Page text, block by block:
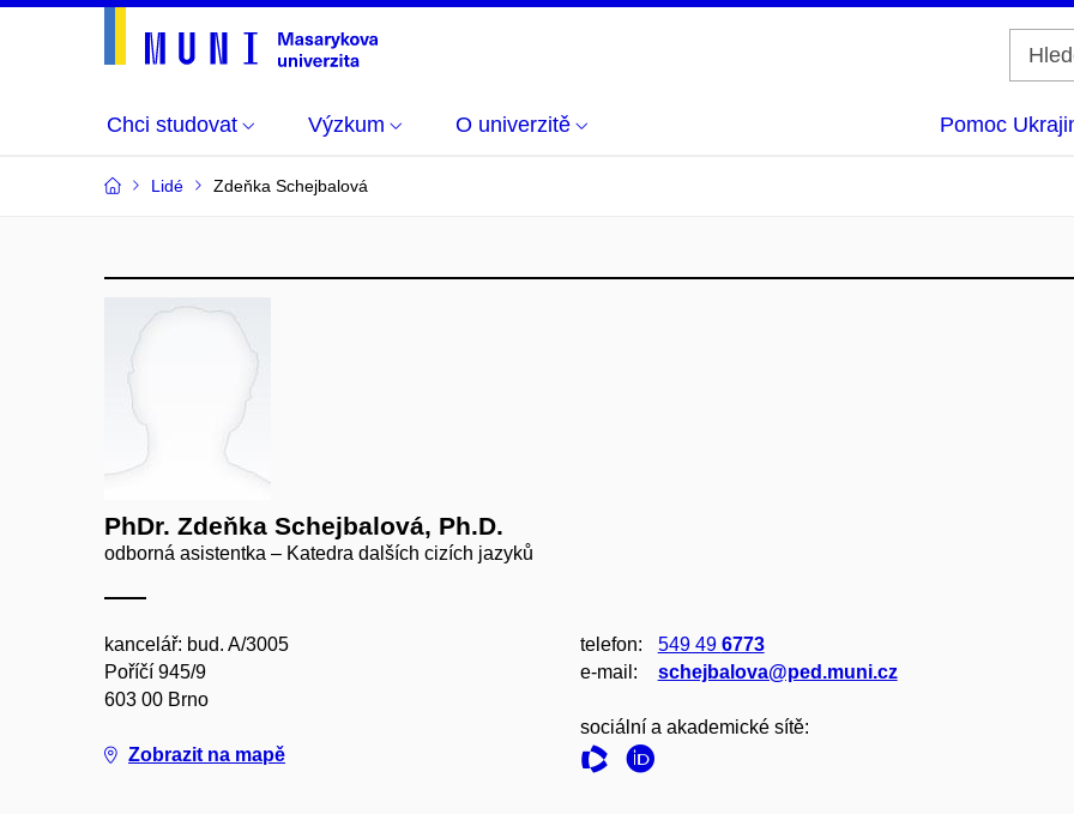
Chci studovat Výzkum O univerzitě Pomoc
Lidé Zdeňka Schejbalová
PhDr. Zdeňka Schejbalová, Ph.D.
odborná asistentka – Katedra dalších cizích jazyků
kancelář: bud. A/3005
Poříčí 945/9
603 00 Brno
Zobrazit na mapě
telefon: 549 49 6773
e‑mail:
schejbalova@ped.muni.cz
sociální a akademické sítě: